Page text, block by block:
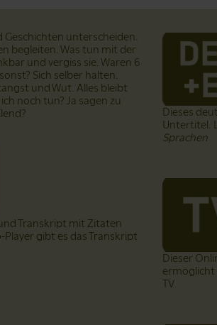
Geschichten unterscheiden.
begleiten. Was tun mit der
und vergiss sie. Waren 6
Sich selber halten.
und Wut. Alles bleibt
noch tun? Ja sagen zu
Transkript mit Zitaten
gibt es das Transkript
Dieses
Untertitel.
Sprachen
Dieser
ermöglicht
TV